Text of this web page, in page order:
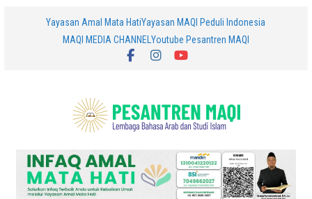
Yayasan Amal Mata HatiYayasan MAQI Peduli Indonesia
MAQI MEDIA CHANNEL Youtube Pesantren MAQI